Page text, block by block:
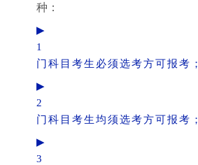
种：
▶
1
门科目考生必须选考方可报考；
▶
2
门科目考生均须选考方可报考；
▶
3